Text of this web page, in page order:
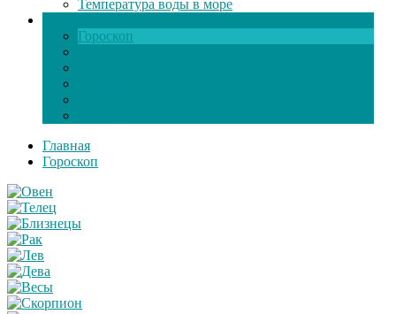
Температура воды в море
Гороскоп
Главная
Гороскоп